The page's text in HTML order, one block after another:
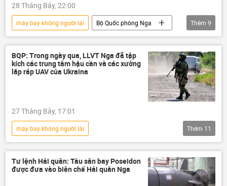
28 Tháng Bảy, 22:00
máy bay không người lái
Bộ Quốc phòng Nga
Chiến dịch quân sự đặc biệt tại Ukraina
Nga
Thế giới
Quân sự
Quân đội Ukraina
Ukraina
Thêm 9
BQP: Trong ngày qua, LLVT Nga đã tập
kích các trung tâm hậu cần và các xưởng
lắp ráp UAV của Ukraina
27 Tháng Bảy, 17:01
máy bay không người lái
Chiến dịch quân sự đặc biệt tại Ukraina
Nga
Quân đội Nga
Bộ Quốc phòng Nga
Quân đội Ukraina
Thêm 11
Tư lệnh Hải quân: Tàu sân bay Poseidon
được đưa vào biên chế Hải quân Nga